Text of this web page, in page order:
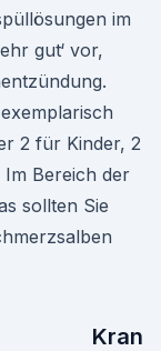
im
gut‘ vor,
2 für Kinder, 2
Bereich der
sollten Sie
Kran